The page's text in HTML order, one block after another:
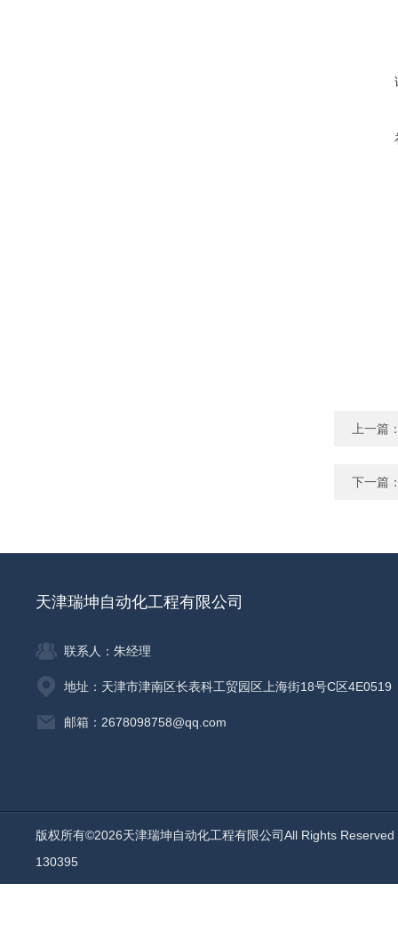
上一篇
下一篇
天津瑞坤自动化工程有限公司
联系人：朱经理
地址：天津市津南区长表科工贸园区上海街18号C区4E0519
邮箱：2678098758@qq.com
版权所有©2026天津瑞坤自动化工程有限公司All Rights
130395